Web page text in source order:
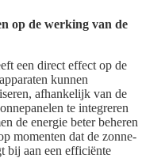
op de werking van de
een direct effect op de
kunnen
afhankelijk van de
te integreren
de energie beter beheren
momenten dat de zonne-
bij aan een efficiënte